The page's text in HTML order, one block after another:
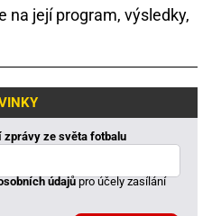
na její program, výsledky,
zprávy ze světa fotbalu
údajůpro účely zasílání